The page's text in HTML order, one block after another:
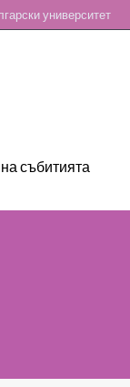
университет
събитията